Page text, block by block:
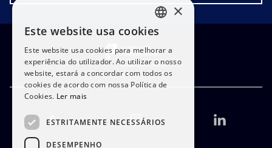
PORTUGUESE
ENGLISH
×
Este website usa cookies
Este website usa cookies para melhorar a
experiência do utilizador. Ao utilizar o nosso
website, estará a concordar com todos os
cookies de acordo com nossa Política de
Cookies. Ler mais
ESTRITAMENTE NECESSÁRIOS
DESEMPENHO